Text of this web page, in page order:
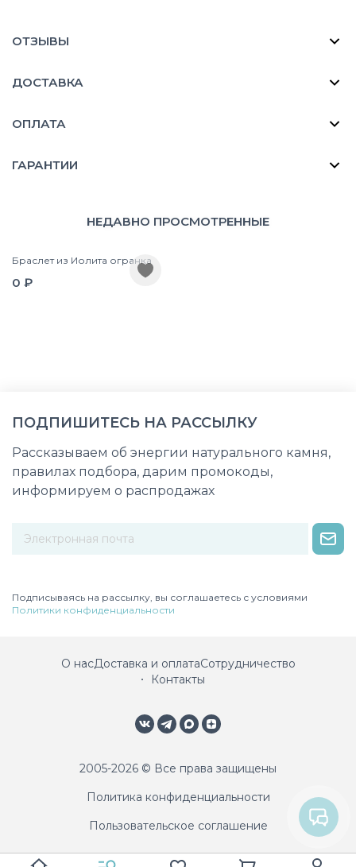
ОТЗЫВЫ
ДОСТАВКА
ОПЛАТА
ГАРАНТИИ
НЕДАВНО ПРОСМОТРЕННЫЕ
Браслет из Иолита огранка
0 ₽
ПОДПИШИТЕСЬ НА РАССЫЛКУ
Рассказываем об энергии натурального камня,
правилах подбора, дарим промокоды,
информируем о распродажах
Подписываясь на рассылку, вы соглашаетесь с условиями
Политики конфиденциальности
О насДоставка и оплатаСотрудничество
Контакты
2005-2026 © Все права защищены
Политика конфиденциальности
Пользовательское соглашение